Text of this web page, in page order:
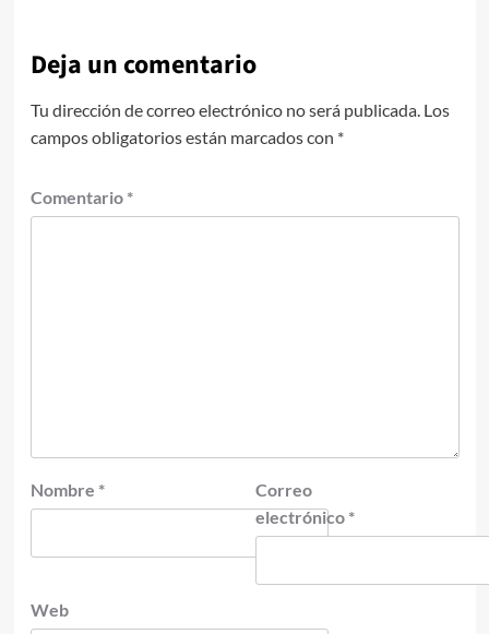
Deja un comentario
Tu dirección de correo electrónico no será publicada. Los
campos obligatorios están marcados con *
Comentario *
Nombre *
Correo
electrónico *
Web